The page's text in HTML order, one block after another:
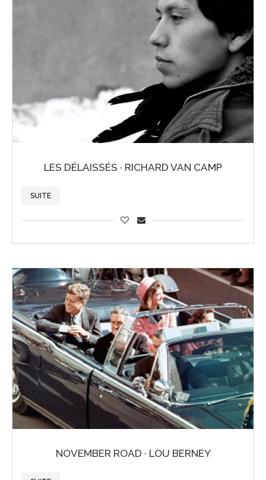
LES DÉLAISSÉS · RICHARD VAN CAMP
SUITE
NOVEMBER ROAD · LOU BERNEY